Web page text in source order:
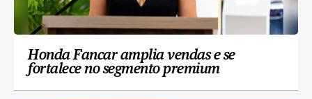
Honda Fancar amplia vendas e se
fortalece no segmento premium